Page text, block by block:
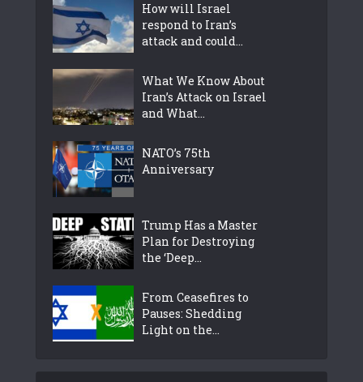
How will Israel
respond to Iran’s
attack and could...
What We Know About
Iran’s Attack on Israel
and What...
NATO’s 75th
Anniversary
Trump Has a Master
Plan for Destroying
the ‘Deep...
From Ceasefires to
Pauses: Shedding
Light on the...